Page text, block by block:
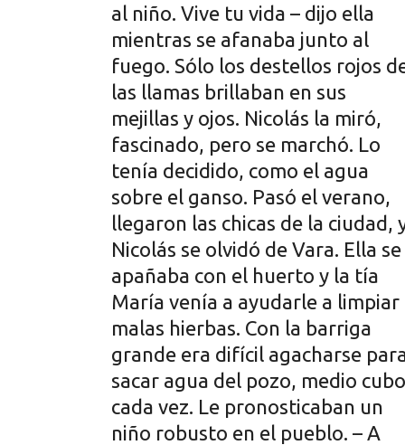
al niño. Vive tu vida – dijo ella
mientras se afanaba junto al
fuego. Sólo los destellos rojos
las llamas brillaban en sus
mejillas y ojos. Nicolás la miró,
fascinado, pero se marchó. Lo
tenía decidido, como el agua
sobre el ganso. Pasó el verano,
llegaron las chicas de la ciudad,
Nicolás se olvidó de Vara. Ella se
apañaba con el huerto y la tía
María venía a ayudarle a limpiar
malas hierbas. Con la barriga
grande era difícil agacharse
sacar agua del pozo, medio cubo
cada vez. Le pronosticaban un
niño robusto en el pueblo. – A